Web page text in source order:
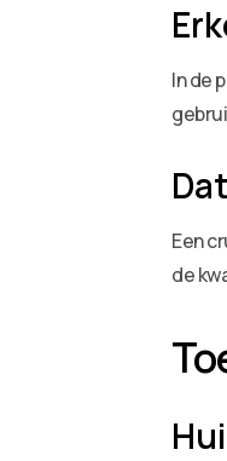
In de
Een
de